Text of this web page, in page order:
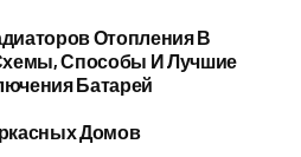
Отопления В
Способы И Лучшие
Батарей
Домов